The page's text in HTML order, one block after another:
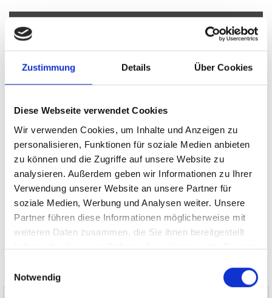
Zustimmung Details Über Cookies
Diese Webseite verwendet Cookies
Wir verwenden Cookies, um Inhalte und Anzeigen zu
personalisieren, Funktionen für soziale Medien anbieten
zu können und die Zugriffe auf unsere Website zu
analysieren. Außerdem geben wir Informationen zu Ihrer
Verwendung unserer Website an unsere Partner für
soziale Medien, Werbung und Analysen weiter. Unsere
Partner führen diese Informationen möglicherweise mit
weiteren Daten zusammen, die Sie ihnen bereitgestellt
haben oder die sie im Rahmen Ihrer Nutzung der Dienste
Notwendig
Landsberied
München / Milbertshofen-Am Hart
Höhenkirchen-Siegertsbrunn Putzbrunn Krailling
Garching Gräfelfing Ammerndorf
München / Trudering
München / Pasing Sauerlach / Grafing Burgthann
Germering Puschendorf Haar Gauting
Mühlhausen Nürnberg Fürth Illesheim Freystadt
München Oberding Cadolzburg Planegg
Immobilienverkauf München Makler Nürnberg
Wohnungverkauf Fürth
weitere Orte
Immobilie Einfamilienhaus Hauskauf
Einfamilienhäuser
Immobilien